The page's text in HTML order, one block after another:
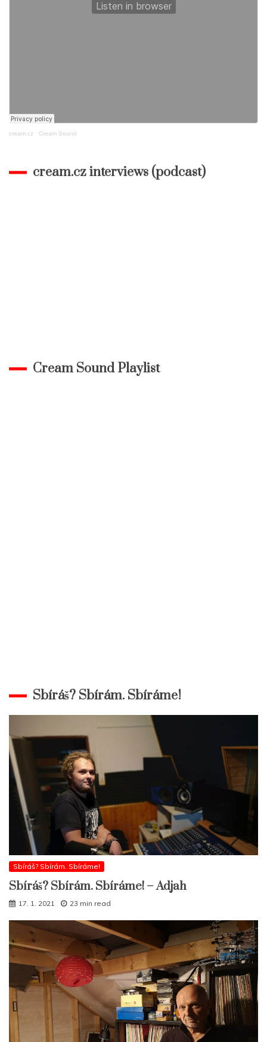
cream.cz · Cream Sound
cream.cz interviews (podcast)
Cream Sound Playlist
Sbíráš? Sbírám. Sbíráme!
Sbíráš? Sbírám. Sbíráme!
Sbíráš? Sbírám. Sbíráme! – Adjah
17. 1. 2021 23 min read